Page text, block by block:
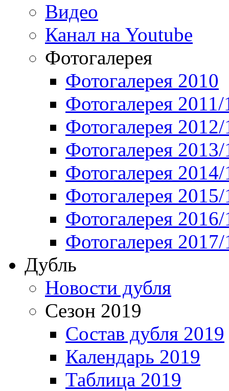
Видео
Канал на Youtube
Фотогалерея
Фотогалерея 2010
Фотогалерея 2011/
Фотогалерея
Фотогалерея
Фотогалерея
Фотогалерея
Фотогалерея
Фотогалерея
Дубль
Новости дубля
Сезон 2019
Состав дубля 2019
Календарь 2019
Таблица 2019